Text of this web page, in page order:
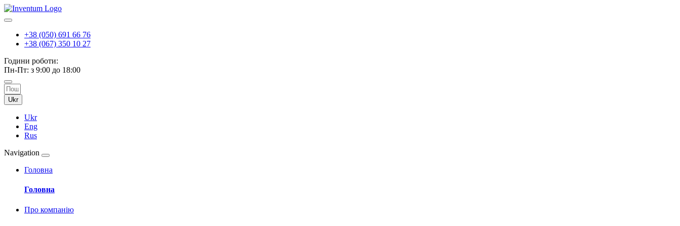
+38 (050) 691 66 76
+38 (067) 350 10 27
Години роботи:
Пн-Пт: з 9:00 до 18:00
Ukr
Ukr
Eng
Rus
Navigation
Головна
Головна
Про компанію